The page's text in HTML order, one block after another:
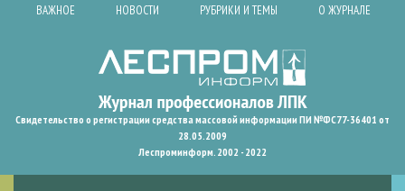
ВАЖНОЕ НОВОСТИ РУБРИКИ И ТЕМЫ О ЖУРНАЛЕ
Свидетельство о регистрации средства массовой информации ПИ №ФС77-36401 от
28.05.2009
Леспроминформ. 2002 - 2022